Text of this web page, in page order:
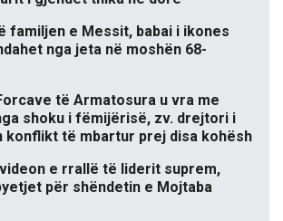
familjen e Messit, babai i ikones
nga jeta në moshën 68-
të Armatosura u vra me
shoku i fëmijërisë, zv. drejtori i
konflikt të mbartur prej disa kohësh
e rrallë të liderit suprem,
për shëndetin e Mojtaba